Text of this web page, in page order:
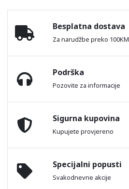
Besplatna dostava
Za narudžbe preko 100KM
Podrška
Pozovite za informacije
Sigurna kupovina
Kupujete provjereno
Specijalni popusti
Svakodnevne akcije